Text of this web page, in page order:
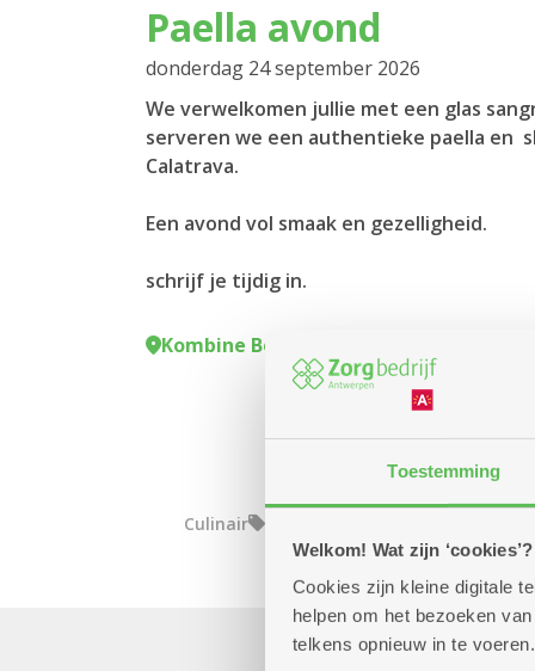
Toestemming
Welkom! Wat zijn ‘cookies’?
Cookies zijn kleine digitale
helpen om het bezoeken
telkens opnieuw in te
Paella avond
donderdag 24 september 2026
We verwelkomen jullie met een glas
serveren we een authentieke paella en
Calatrava.
Een avond vol smaak en gezelligheid.
schrijf je tijdig in.
Kombine Boeksveld (dienstencentrum)
Culinair